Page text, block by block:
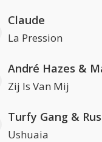
Claude
La Pression
André Hazes &
Zij Is Van Mij
Turfy Gang &
Ushuaia